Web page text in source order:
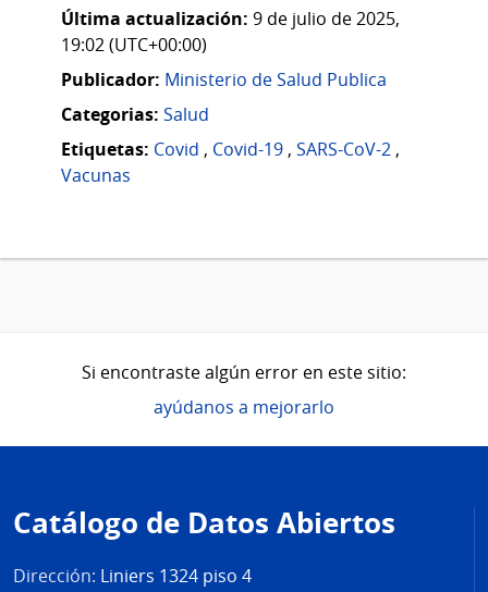
Última actualización: 9 de julio de 2025,
19:02 (UTC+00:00)
Publicador: Ministerio de Salud Publica
Categorias: Salud
Etiquetas: Covid , Covid-19 , SARS-CoV-2 ,
Vacunas
Si encontraste algún error en este sitio:
ayúdanos a mejorarlo
de
página
Catálogo de Datos Abiertos
Dirección: Liniers 1324 piso 4